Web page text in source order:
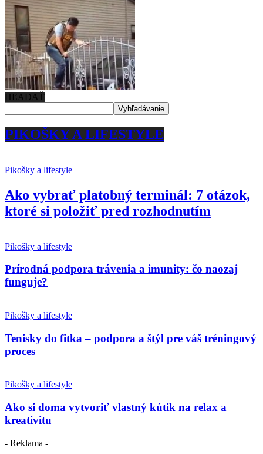
HĽADAŤ
PIKOŠKY A LIFESTYLE
Pikošky a lifestyle
Ako vybrať platobný terminál: 7 otázok,
ktoré si položiť pred rozhodnutím
Pikošky a lifestyle
Prírodná podpora trávenia a imunity: čo naozaj
funguje?
Pikošky a lifestyle
Tenisky do fitka – podpora a štýl pre váš tréningový
proces
Pikošky a lifestyle
Ako si doma vytvoriť vlastný kútik na relax a
kreativitu
- Reklama -